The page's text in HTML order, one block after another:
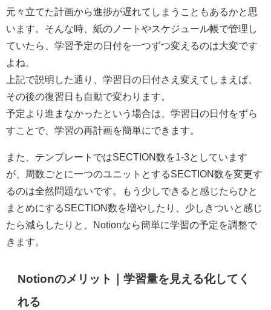
元々立てた計画から進捗が遅れてしまうこともあるかと思
います。そんな時、紙のノートやスケジュール帳で管理し
ていたら、学習予定の日付を一つずつ変えるのは大変です
よね。
上記で説明した通り、学習日の日付さえ変えてしまえば、
その後の復習日も自動で変わります。
予定より進まなかったという場合は、学習日の日付をずら
すことで、学習の再計画を簡単にできます。
また、テンプレートではSECTION数を1-3としています
が、周数ごとに一つのユニットとするSECTION数を変更す
るのは全然問題ないです。もう少しできると感じたらひと
まとめにするSECTION数を増やしたり、少しきついと感じ
たら減らしたりと、Notionなら簡単に学習の予定を調整で
きます。
Notionのメリット｜学習量を見える化してく
れる